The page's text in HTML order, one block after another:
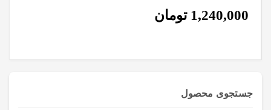
جستجوی محصول
1,240,000 تومان